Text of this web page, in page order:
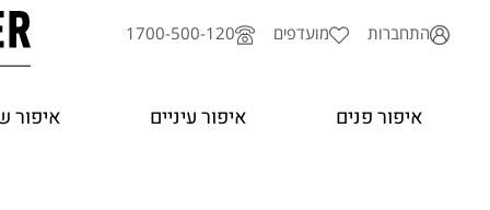
התחברות מועדפים 1700-500-120
איפור פנים איפור עיניים איפור